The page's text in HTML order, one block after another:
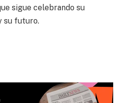
sigue celebrando su
su futuro.